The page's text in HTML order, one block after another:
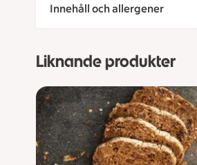
Innehåll och allergener
Liknande produkter